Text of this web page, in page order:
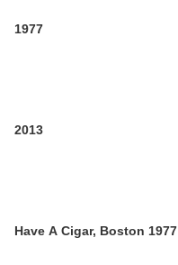
1977
2013
Have A Cigar, Boston 1977